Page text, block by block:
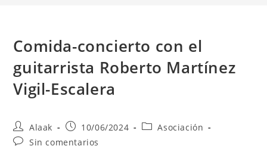
Comida-concierto con el
guitarrista Roberto Martínez
Vigil-Escalera
Alaak 10/06/2024
Asociación
Sin comentarios